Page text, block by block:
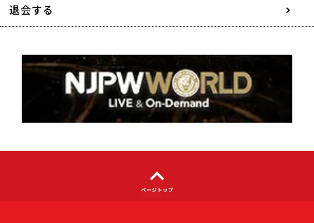
特定商取引に関する表記
著作権について
利用者情報の外部送信について
退会する